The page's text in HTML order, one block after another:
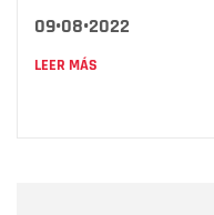
09•08•2022
LEER MÁS